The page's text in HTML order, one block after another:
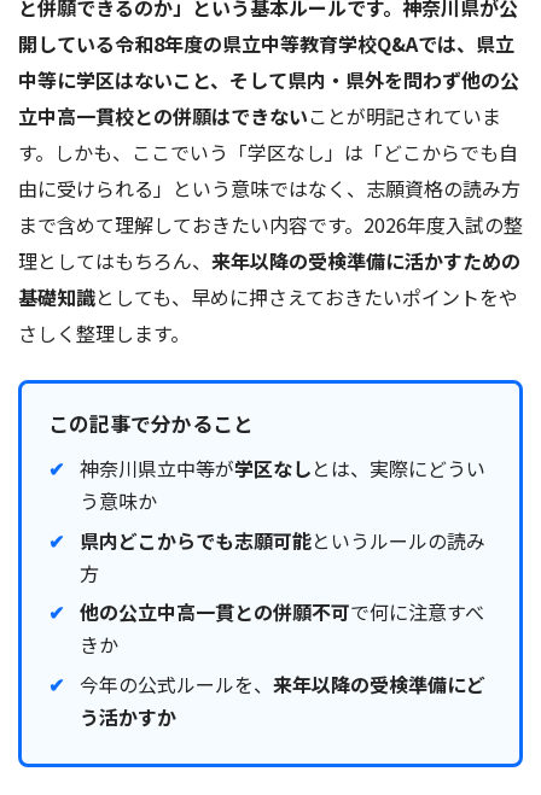
と併願できるのか」という基本ルールです。神奈川県が公
開している令和8年度の県立中等教育学校Q&Aでは、県立
中等に学区はないこと、そして県内・県外を問わず他の公
立中高一貫校との併願はできないことが明記されていま
す。しかも、ここでいう「学区なし」は「どこからでも自
由に受けられる」という意味ではなく、志願資格の読み方
まで含めて理解しておきたい内容です。2026年度入試の整
理としてはもちろん、 来年以降の受検準備に活かすための
基礎知識としても、早めに押さえておきたいポイントをや
さしく整理します。
この記事で分かること
神奈川県立中等が学区なしとは、実際にどうい
う意味か
県内どこからでも志願可能というルールの読み
方
他の公立中高一貫との併願不可で何に注意すべ
きか
今年の公式ルールを、 来年以降の受検準備にど
う活かすか